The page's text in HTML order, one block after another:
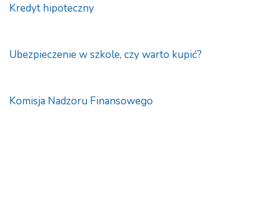
Kredyt hipoteczny
Ubezpieczenie w szkole, czy warto kupić?
Komisja Nadzoru Finansowego